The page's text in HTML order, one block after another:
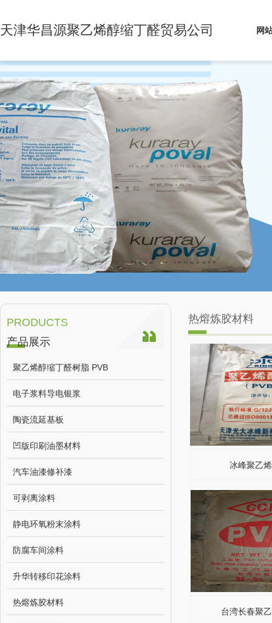
天津华昌源聚乙烯醇缩丁醛贸易公司 网
PRODUCTS
产品展示
聚乙烯醇缩丁醛树脂 PVB
电子浆料导电银浆
陶瓷流延基板
凹版印刷油墨材料
汽车油漆修补漆
可剥离涂料
静电环氧粉末涂料
防腐车间涂料
升华转移印花涂料
热熔炼胶材料
热熔炼胶材料
冰峰聚乙
台湾长春聚